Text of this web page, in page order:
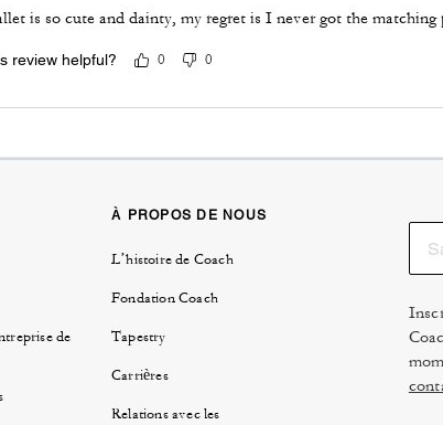
is so cute and dainty, my regret is I never got the matching
review helpful? 0 0
de
À PROPOS DE NOUS
L’histoire de Coach
Fondation Coach
Tapestry
Carrières
Relations avec les